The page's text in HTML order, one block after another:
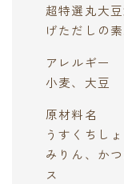
超特選丸大
げただしの素
アレルギー
小麦、大豆
原材料名
うすくちし
みりん、か
ス